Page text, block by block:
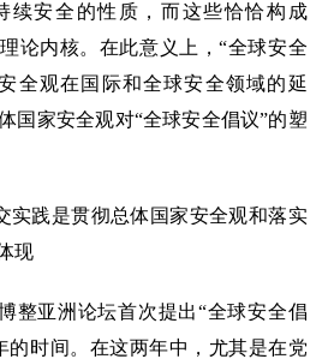
续安全的性质，而这些恰恰构成
论内核。在此意义上，“全球安全
全观在国际和全球安全领域的延
国家安全观对“全球安全倡议”的塑
实践是贯彻总体国家安全观和落实
现
整亚洲论坛首次提出“全球安全倡
的时间。在这两年中，尤其是在党